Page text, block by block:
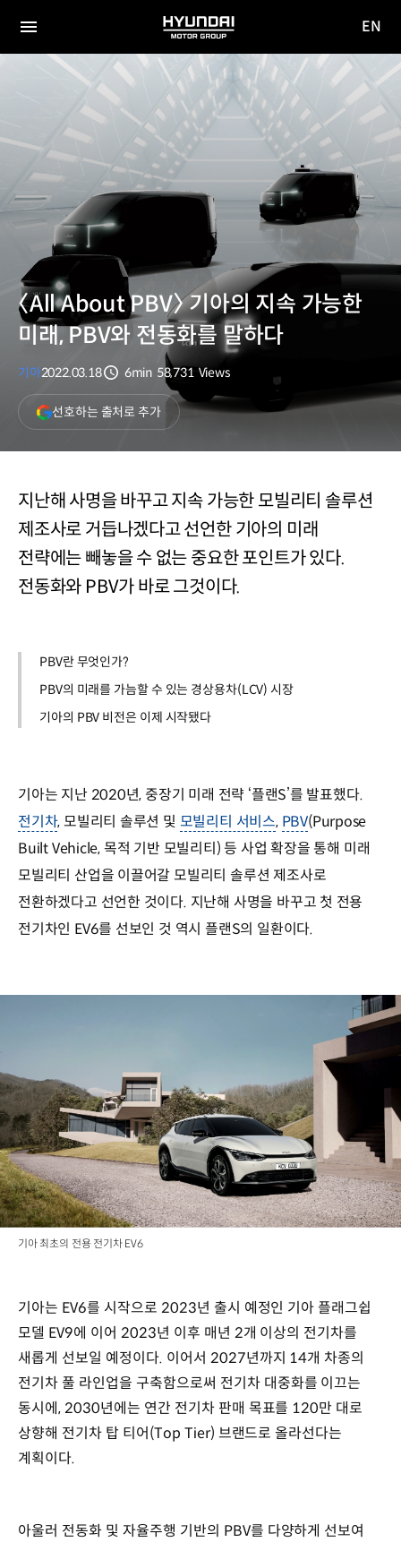
전체
HYUNDAI
MOTOR
GROUP
사이
이동
EN
〈All About PBV〉 기아의 지속 가능한
미래, PBV와 전동화를 말하다
기아2022.03.18
6min
조회수
58,731 Views
선호하는 출처로 추가(새
창
열림)
지난해 사명을 바꾸고 지속 가능한 모빌리티 솔루션
제조사로 거듭나겠다고 선언한 기아의 미래
전략에는 빼놓을 수 없는 중요한 포인트가 있다.
전동화와 PBV가 바로 그것이다.
PBV란 무엇인가?
PBV의 미래를 가늠할 수 있는 경상용차(LCV) 시장
기아의 PBV 비전은 이제 시작됐다
기아는 지난 2020년, 중장기 미래 전략 ‘플랜S’를 발표했다.
전기차, 모빌리티 솔루션 및 모빌리티 서비스, PBV(Purpose
Built Vehicle, 목적 기반 모빌리티) 등 사업 확장을 통해 미래
모빌리티 산업을 이끌어갈 모빌리티 솔루션 제조사로
전환하겠다고 선언한 것이다. 지난해 사명을 바꾸고 첫 전용
전기차인 EV6를 선보인 것 역시 플랜S의 일환이다.
기아 최초의 전용 전기차 EV6
기아는 EV6를 시작으로 2023년 출시 예정인 기아 플래그쉽
모델 EV9에 이어 2023년 이후 매년 2개 이상의 전기차를
새롭게 선보일 예정이다. 이어서 2027년까지 14개 차종의
전기차 풀 라인업을 구축함으로써 전기차 대중화를 이끄는
동시에, 2030년에는 연간 전기차 판매 목표를 120만 대로
상향해 전기차 탑 티어(Top Tier) 브랜드로 올라선다는
계획이다.
아울러 전동화 및 자율주행 기반의 PBV를 다양하게 선보여